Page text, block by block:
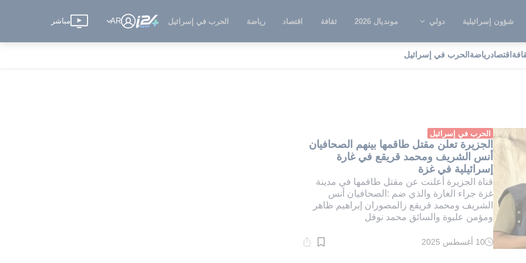
شؤون إسرائيلية دولي مونديال 2026 ثقافة اقتصاد رياضة الحرب في إسرائيل AR مباشر
اقتصادرياضة الحرب في إسرائيل ظاهر
الحرب في إسرائيل
الجزيرة تعلن مقتل طاقمها بينهم الصحافيان
أنس الشريف ومحمد قريقع في غارة
إسرائيلية في غزة
قناة الجزيرة أعلنت عن مقتل طاقمها في مدينة
غزة جراء الغارة والذي ضم :الصحافيان أنس
الشريف ومحمد قريقع زالمصوران إبراهيم ظاهر
ومؤمن عليوة والسائق محمد نوفل
وقت
10 أغسطس 2025